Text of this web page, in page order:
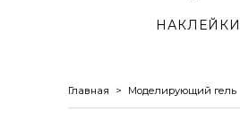
Главная Моделирующий гель